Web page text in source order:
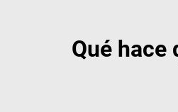
Qué hace